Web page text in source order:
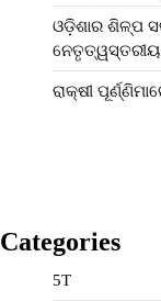
ଓଡ଼ିଶାର ଶିଳ୍ପ
ନେତୃତ୍ୱସ୍ତରୀୟ
ରାକ୍ଷୀ
Categories
5T